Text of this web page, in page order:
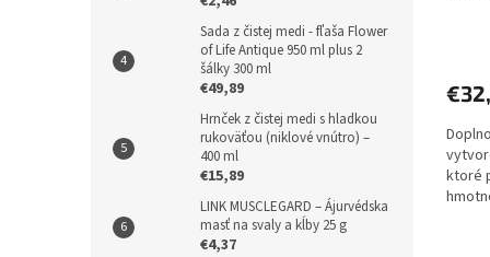
Sada z čistej medi - fľaša Flower
of Life Antique 950 ml plus 2
šálky 300 ml
€49,89
Hrnček z čistej medi s hladkou
rukoväťou (niklové vnútro) –
400 ml
€15,89
LINK MUSCLEGARD – Ájurvédska
masť na svaly a kĺby 25 g
€4,37
ktoré